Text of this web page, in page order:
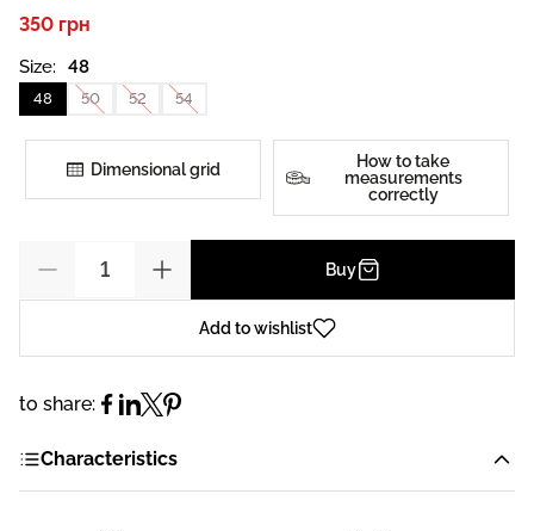
350 грн
Size: 48
48 50 52 54
Dimensional grid
How to take
measurements
correctly
Buy
Add to wishlist
to share:
Characteristics